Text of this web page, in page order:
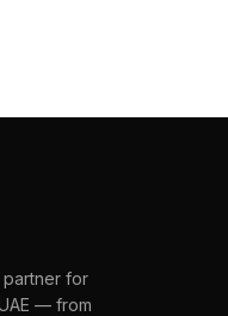
partner for
— from